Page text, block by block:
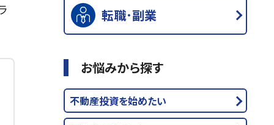
転職･副業
お悩みから探す
不動産投資を始めたい